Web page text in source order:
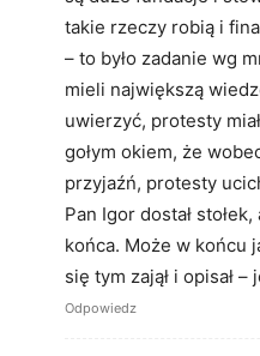
takie rzeczy robią i
– to było zadanie wg
mieli największą
uwierzyć, protesty
gołym okiem, że
przyjaźń, protesty
Pan Igor dostał
końca. Może w końcu
się tym zajął i opisał –
Odpowiedz